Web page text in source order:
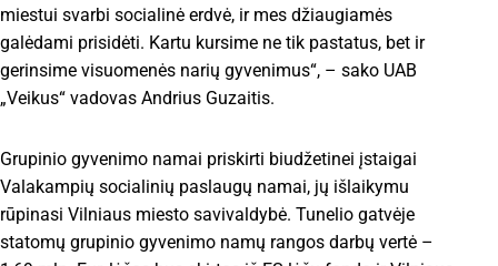
miestui svarbi socialinė erdvė, ir mes džiaugiamės
galėdami prisidėti. Kartu kursime ne tik pastatus, bet ir
gerinsime visuomenės narių gyvenimus“, – sako UAB
„Veikus“ vadovas Andrius Guzaitis.
Grupinio gyvenimo namai priskirti biudžetinei įstaigai
Valakampių socialinių paslaugų namai, jų išlaikymu
rūpinasi Vilniaus miesto savivaldybė. Tunelio gatvėje
statomų grupinio gyvenimo namų rangos darbų vertė –